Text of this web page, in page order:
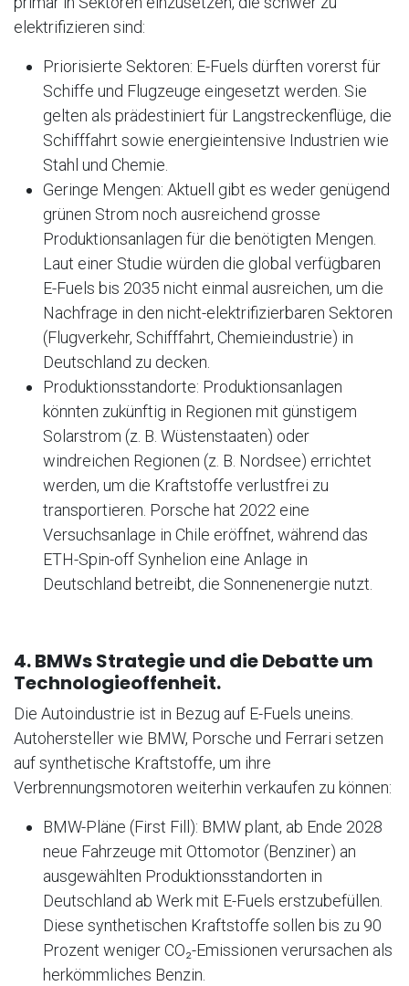
elektrifizieren sind:
Priorisierte Sektoren: E-Fuels dürften vorerst für
Schiffe und Flugzeuge eingesetzt werden. Sie
gelten als prädestiniert für Langstreckenflüge, die
Schifffahrt sowie energieintensive Industrien wie
Stahl und Chemie.
Geringe Mengen: Aktuell gibt es weder genügend
grünen Strom noch ausreichend grosse
Produktionsanlagen für die benötigten Mengen.
Laut einer Studie würden die global verfügbaren
E-Fuels bis 2035 nicht einmal ausreichen, um die
Nachfrage in den nicht-elektrifizierbaren Sektoren
(Flugverkehr, Schifffahrt, Chemieindustrie) in
Deutschland zu decken.
Produktionsstandorte: Produktionsanlagen
könnten zukünftig in Regionen mit günstigem
Solarstrom (z. B. Wüstenstaaten) oder
windreichen Regionen (z. B. Nordsee) errichtet
werden, um die Kraftstoffe verlustfrei zu
transportieren. Porsche hat 2022 eine
Versuchsanlage in Chile eröffnet, während das
ETH-Spin-off Synhelion eine Anlage in
Deutschland betreibt, die Sonnenenergie nutzt.
4. BMWs Strategie und die Debatte um
Technologieoffenheit.
Die Autoindustrie ist in Bezug auf E-Fuels uneins.
Autohersteller wie BMW, Porsche und Ferrari setzen
auf synthetische Kraftstoffe, um ihre
Verbrennungsmotoren weiterhin verkaufen zu können:
BMW-Pläne (First Fill): BMW plant, ab Ende 2028
neue Fahrzeuge mit Ottomotor (Benziner) an
ausgewählten Produktionsstandorten in
Deutschland ab Werk mit E-Fuels erstzubefüllen.
Diese synthetischen Kraftstoffe sollen bis zu 90
Prozent weniger CO₂-Emissionen verursachen als
herkömmliches Benzin.